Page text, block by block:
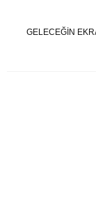
GELECEĞİN